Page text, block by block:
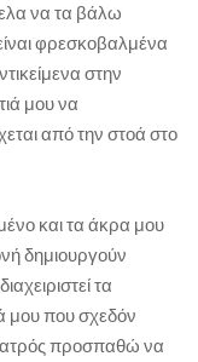
να τα βάλω
φρεσκοβαλμένα
στην
μου να
από την στοά στο
και τα άκρα μου
δημιουργούν
τα
μου που σχεδόν
προσπαθώ να